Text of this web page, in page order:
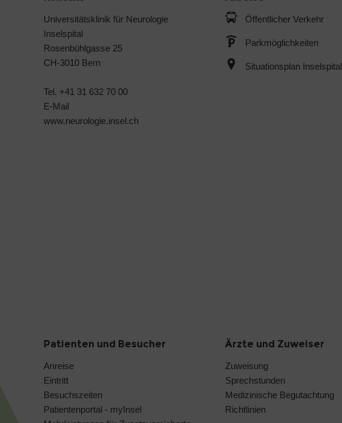
Universitätsklinik für Neurologie
Inselspital
Rosenbühlgasse 25
CH-3010 Bern
Tel. +41 31 632 70 00
E-Mail
www.neurologie.insel.ch
Öffentlicher Verkehr
Parkmöglichkeiten
Situationsplan Inselspital
Patienten und Besucher
Anreise
Eintritt
Besuchszeiten
Patientenportal - myInsel
Ärzte und Zuweiser
Zuweisung
Sprechstunden
Medizinische Begutachtung
Richtlinien